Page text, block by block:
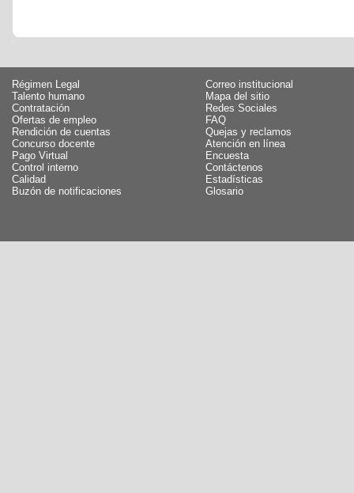
Régimen Legal
Talento humano
Contratación
Ofertas de empleo
Rendición de cuentas
Concurso docente
Pago Virtual
Control interno
Calidad
Buzón de notificaciones
Correo institucional
Mapa del sitio
Redes Sociales
FAQ
Quejas y reclamos
Atención en línea
Encuesta
Contáctenos
Estadísticas
Glosario